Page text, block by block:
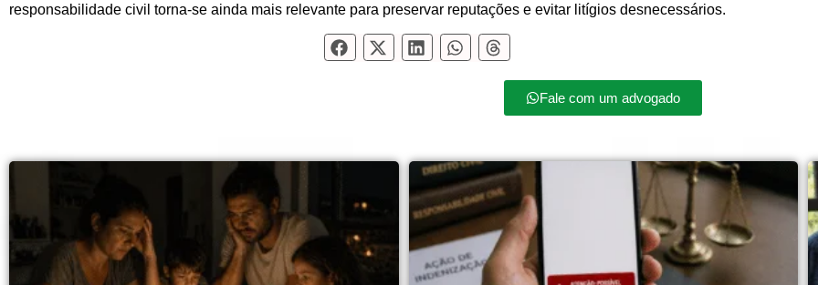
responsabilidade civil torna-se ainda mais relevante para preservar reputações e evitar litígios desnecessários.
Fale com um advogado